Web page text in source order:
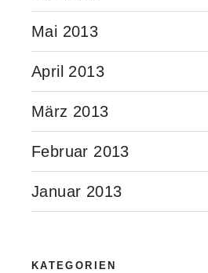
Mai 2013
April 2013
März 2013
Februar 2013
Januar 2013
KATEGORIEN